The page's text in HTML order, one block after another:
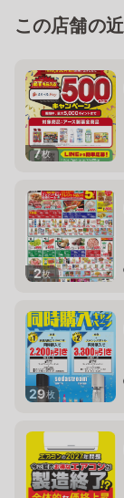
この店舗の
7枚
2枚
29枚